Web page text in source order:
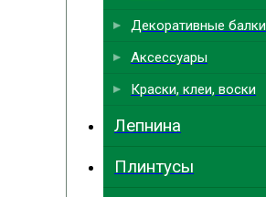
Декоративные балки
Аксессуары
Краски, клеи, воски
Лепнина
Плинтусы